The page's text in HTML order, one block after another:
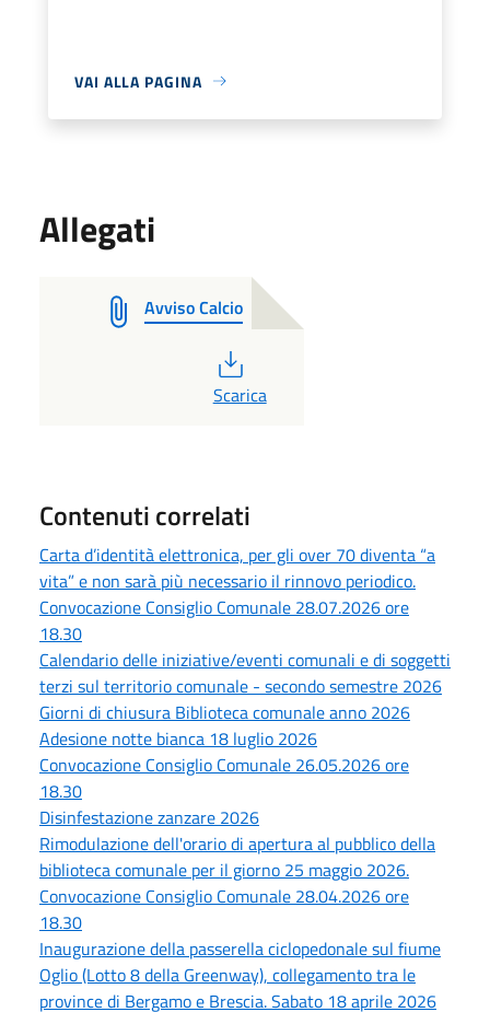
VAI ALLA PAGINA
Allegati
Avviso Calcio
PDF
Scarica
Contenuti correlati
Carta d’identità elettronica, per gli over 70 diventa “a
vita” e non sarà più necessario il rinnovo periodico.
Convocazione Consiglio Comunale 28.07.2026 ore
18.30
Calendario delle iniziative/eventi comunali e di soggetti
terzi sul territorio comunale - secondo semestre 2026
Giorni di chiusura Biblioteca comunale anno 2026
Adesione notte bianca 18 luglio 2026
Convocazione Consiglio Comunale 26.05.2026 ore
18.30
Disinfestazione zanzare 2026
Rimodulazione dell'orario di apertura al pubblico della
biblioteca comunale per il giorno 25 maggio 2026.
Convocazione Consiglio Comunale 28.04.2026 ore
18.30
Inaugurazione della passerella ciclopedonale sul fiume
Oglio (Lotto 8 della Greenway), collegamento tra le
province di Bergamo e Brescia. Sabato 18 aprile 2026